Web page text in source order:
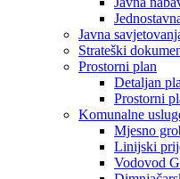
Javna
Strateški
Prostorni plan
Detaljan
Prostorni
Komunalne
Mjesno
Linijski
Vodovod